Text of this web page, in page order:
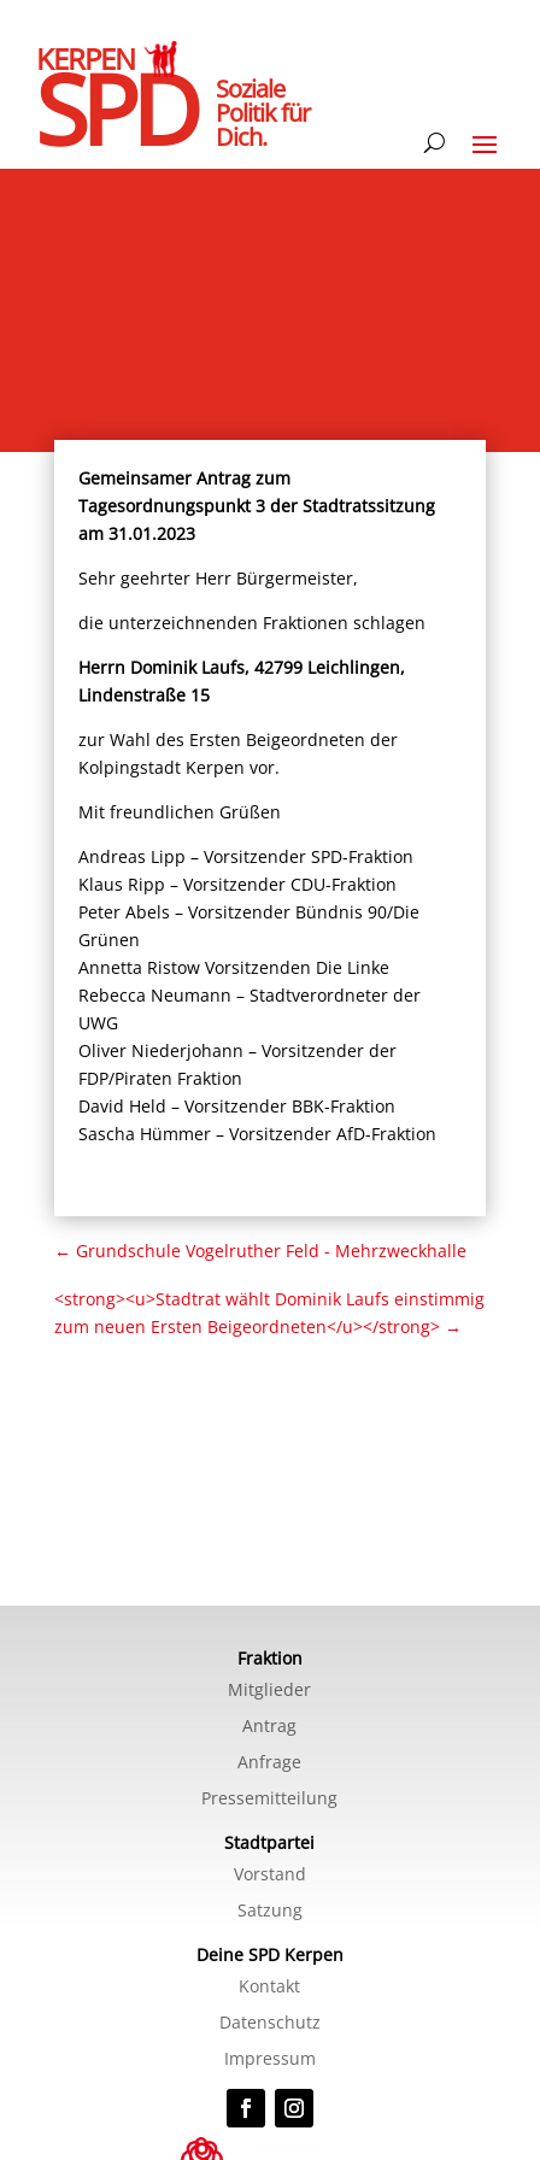
SPD
KERPEN
Soziale
Politik für
Dich.
Gemeinsamer Antrag zum
Tagesordnungspunkt 3 der Stadtratssitzung
am 31.01.2023
Sehr geehrter Herr Bürgermeister,
die unterzeichnenden Fraktionen schlagen
Herrn Dominik Laufs, 42799 Leichlingen,
Lindenstraße 15
zur Wahl des Ersten Beigeordneten der
Kolpingstadt Kerpen vor.
Mit freundlichen Grüßen
Andreas Lipp – Vorsitzender SPD-Fraktion
Klaus Ripp – Vorsitzender CDU-Fraktion
Peter Abels – Vorsitzender Bündnis 90/Die
Grünen
Annetta Ristow Vorsitzenden Die Linke
Rebecca Neumann – Stadtverordneter der
UWG
Oliver Niederjohann – Vorsitzender der
FDP/Piraten Fraktion
David Held – Vorsitzender BBK-Fraktion
Sascha Hümmer – Vorsitzender AfD-Fraktion
← Grundschule Vogelruther Feld - Mehrzweckhalle
<strong><u>Stadtrat wählt Dominik Laufs einstimmig
zum neuen Ersten Beigeordneten</u></strong>→
Fraktion
Mitglieder
Antrag
Anfrage
Pressemitteilung
Stadtpartei
Vorstand
Satzung
Deine SPD Kerpen
Kontakt
Datenschutz
Impressum